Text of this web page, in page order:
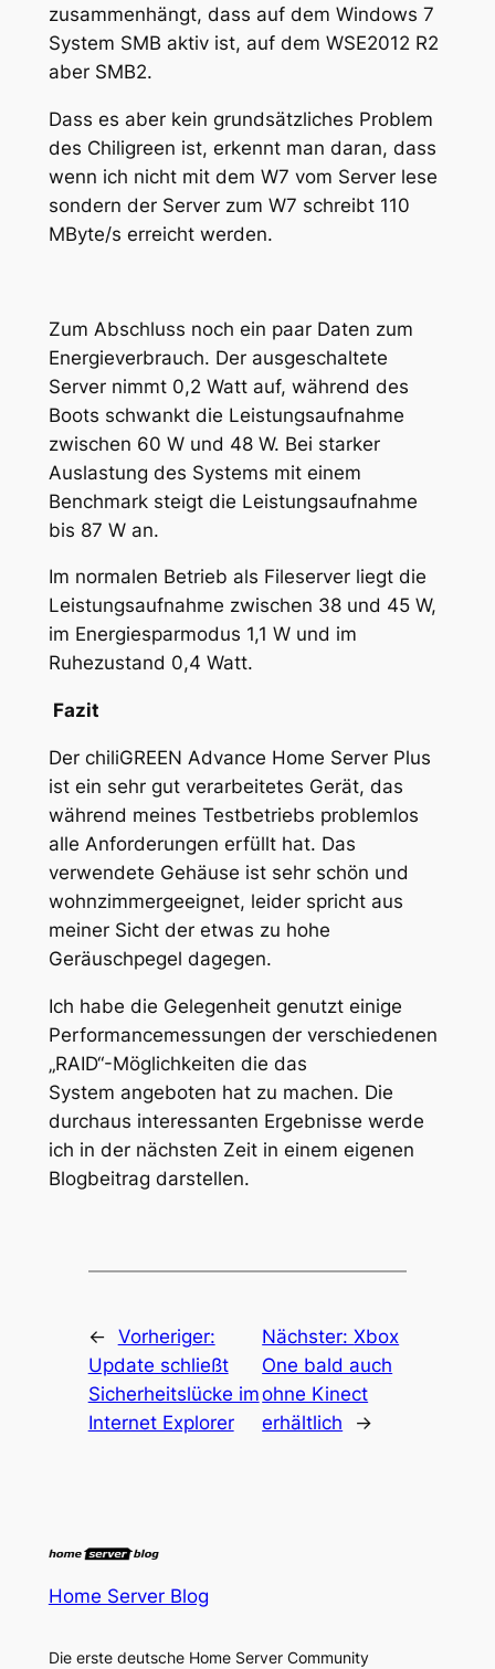
zusammenhängt, dass auf dem Windows 7
System SMB aktiv ist, auf dem WSE2012 R2
aber SMB2.
Dass es aber kein grundsätzliches Problem
des Chiligreen ist, erkennt man daran, dass
wenn ich nicht mit dem W7 vom Server lese
sondern der Server zum W7 schreibt 110
MByte/s erreicht werden.
Zum Abschluss noch ein paar Daten zum
Energieverbrauch. Der ausgeschaltete
Server nimmt 0,2 Watt auf, während des
Boots schwankt die Leistungsaufnahme
zwischen 60 W und 48 W. Bei starker
Auslastung des Systems mit einem
Benchmark steigt die Leistungsaufnahme
bis 87 W an.
Im normalen Betrieb als Fileserver liegt die
Leistungsaufnahme zwischen 38 und 45 W,
im Energiesparmodus 1,1 W und im
Ruhezustand 0,4 Watt.
Fazit
Der chiliGREEN Advance Home Server Plus
ist ein sehr gut verarbeitetes Gerät, das
während meines Testbetriebs problemlos
alle Anforderungen erfüllt hat. Das
verwendete Gehäuse ist sehr schön und
wohnzimmergeeignet, leider spricht aus
meiner Sicht der etwas zu hohe
Geräuschpegel dagegen.
Ich habe die Gelegenheit genutzt einige
Performancemessungen der verschiedenen
„RAID“-Möglichkeiten die das
System angeboten hat zu machen. Die
durchaus interessanten Ergebnisse werde
ich in der nächsten Zeit in einem eigenen
Blogbeitrag darstellen.
← Vorheriger:
Update schließt
Sicherheitslücke im
Internet Explorer
Nächster:Xbox
One bald auch
ohne Kinect
erhältlich
→
Home Server Blog
Die erste deutsche Home Server Community